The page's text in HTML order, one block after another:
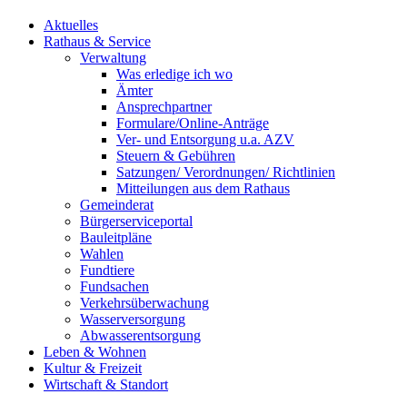
Aktuelles
Rathaus & Service
Verwaltung
Was erledige ich wo
Ämter
Ansprechpartner
Formulare/Online-Anträge
Ver- und Entsorgung u.a. AZV
Steuern & Gebühren
Satzungen/ Verordnungen/ Richtlinien
Mitteilungen aus dem Rathaus
Gemeinderat
Bürgerserviceportal
Bauleitpläne
Wahlen
Fundtiere
Fundsachen
Verkehrsüberwachung
Wasserversorgung
Abwasserentsorgung
Leben & Wohnen
Kultur & Freizeit
Wirtschaft & Standort